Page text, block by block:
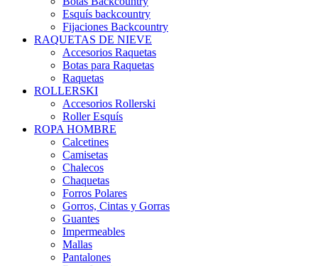
Esquís backcountry
Fijaciones Backcountry
RAQUETAS DE NIEVE
Accesorios Raquetas
Botas para Raquetas
Raquetas
ROLLERSKI
Accesorios Rollerski
Roller Esquís
ROPA HOMBRE
Calcetines
Camisetas
Chalecos
Chaquetas
Forros Polares
Gorros, Cintas y Gorras
Guantes
Impermeables
Mallas
Pantalones